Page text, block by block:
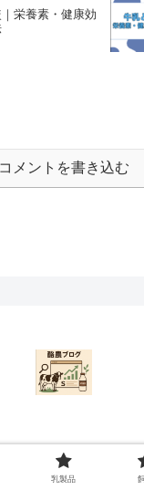
栄養素・健康効
コメントを書き込む
酪農NEWS
乳製品